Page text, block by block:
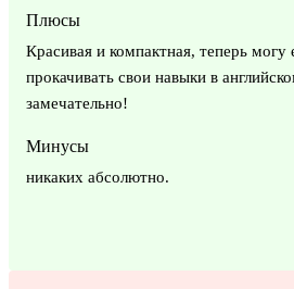
Плюсы
Красивая и компактная, теперь могу
прокачивать свои навыки в
замечательно!
Минусы
никаких абсолютно.